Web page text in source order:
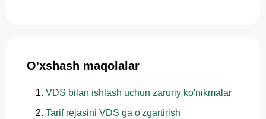
O'xshash maqolalar
VDS bilan ishlash uchun zaruriy ko'nikmalar
Tarif rejasini VDS ga o'zgartirish